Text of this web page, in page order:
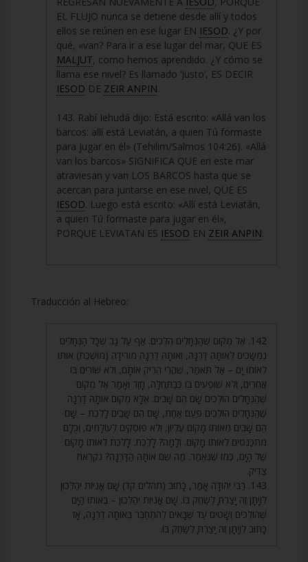
EL FLUJO nunca se detiene desde allí y todos
ellos se reúnen en ese lugar EN IESOD. ¿Y por
qué, «van? Para ir a ese lugar del mar, QUE ES
MALJUT, como hemos aprendido. ¿Y cómo se
llama ese nivel? Es llamado ‘Justo’, ES DECIR
IESOD DE ZEIR ANPIN.
143. Rabí Iehudá dijo: Está escrito: «Allá van los
barcos: allí está Leviatán, a quien Tú formaste
para jugar en él» (Tehilim/Salmos 104:26). «Allá
van los barcos» SIGNIFICA QUE en este mar
atraviesan y van LOS BARCOS hasta que se
acercan para juntarse en ese nivel, QUE ES
IESOD. Luego está escrito: «Allí está Leviatán,
a quien Tú formaste para jugar en él»,
PORQUE LEVIATAN ES IESOD EN ZEIR ANPIN.
Traducción al Hebreo:
142. אֶל מְקוֹם שֶׁהַנְּחָלִים הֹלְכִים. אַף עַל גַּב שֶׁכָּל הַנְּחָלִים
נִמְשָׁכִים לְאוֹתָהּ דַּרְגָּהּ, וְאוֹתָהּ דַּרְגָּה מוֹרִידָה (מוֹשֶׁכֶת) אוֹתוֹ
לְאוֹתוֹ יָם – אַל תֹּאמַר, שֶׁהֲרֵי הֵרִיק אוֹתָם, וְלֹא שׁוֹרִים בּוֹ
אֲחֵרִים, וְלֹא שׁוֹפְעִים בּוֹ כְּבַתְּחִלָּה, חָזַר וְאָמַר אֶל מְקוֹם
שֶׁהַנְּחָלִים הוֹלְכִים שָׁם הֵם שָׁבִים. אֶלָּא מְקוֹם אוֹתָהּ דַּרְגָּה
שֶׁהַנְּחָלִים הוֹלְכִים פַּעַם אַחַת, שָׁם הֵם שָׁבִים לָלֶכֶת – שָׁם
הֵם שָׁבִים מֵאוֹתוֹ מָקוֹם עֶלְיוֹן, וְלֹא פוֹסְקִים לְעוֹלָמִים, וְכֻלָּם
מִתְכַּנְּסִים לְאוֹתוֹ מָקוֹם. וְלָמָּה? לָלֶכֶת. לָלֶכֶת לְאוֹתוֹ מָקוֹם
שֶׁל הַיָּם, כְּמוֹ שֶׁנֶּאֱמַר. מַה שֵּׁם אוֹתָהּ הַדַּרְגָּה? נִקְרֵאת
צַדִּיק.
143. רַבִּי יְהוּדָה אָמַר, כָּתוּב (תהלים קד) שָׁם אֳנִיּוֹת יְהַלֵּכוּן
לִוְיָתָן זֶה יָצַרְתָּ לְשַׂחֶק בּוֹ. שָׁם אֳנִיּוֹת יְהַלֵּכוּן – בְּאוֹתוֹ הַיָּם
שֶׁהוֹלְכִים וְשָׁטִים עַד שֶׁבָּאִים לְהִתְחַבֵּר בְּאוֹתָהּ דַּרְגָּה, אָז
כָּתוּב לִוְיָתָן זֶה יָצַרְתָּ לְשַׂחֶק בּוֹ.